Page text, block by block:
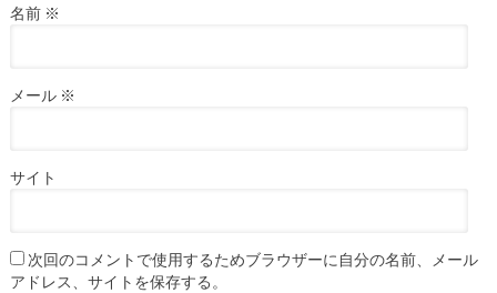
名前 ※
メール ※
サイト
次回のコメントで使用するためブラウザーに自分の名前、メール
アドレス、サイトを保存する。